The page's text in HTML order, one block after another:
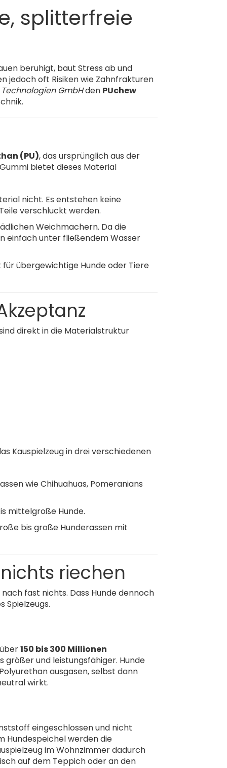
splitterfreie
beruhigt, baut Stress ab und
jedoch oft Risiken wie Zahnfrakturen
Technologien GmbHden PUchew
(PU), das ursprünglich aus der
bietet dieses Material
nicht. Es entstehen keine
verschluckt werden.
Weichmachern. Da die
einfach unter fließendem Wasser
übergewichtige Hunde oder Tiere
direkt in die Materialstruktur
Kauspielzeug in drei verschiedenen
wie Chihuahuas, Pomeranians
mittelgroße Hunde.
bis große Hunderassen mit
riechen
fast nichts. Dass Hunde dennoch
Spielzeugs.
150 bis 300 Millionen
größer und leistungsfähiger. Hunde
ausgasen, selbst dann
wirkt.
eingeschlossen und nicht
Hundespeichel werden die
im Wohnzimmer dadurch
auf dem Teppich oder an den